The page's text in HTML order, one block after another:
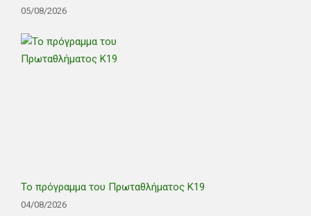
05/08/2026
Το πρόγραμμα του Πρωταθλήματος Κ19
04/08/2026